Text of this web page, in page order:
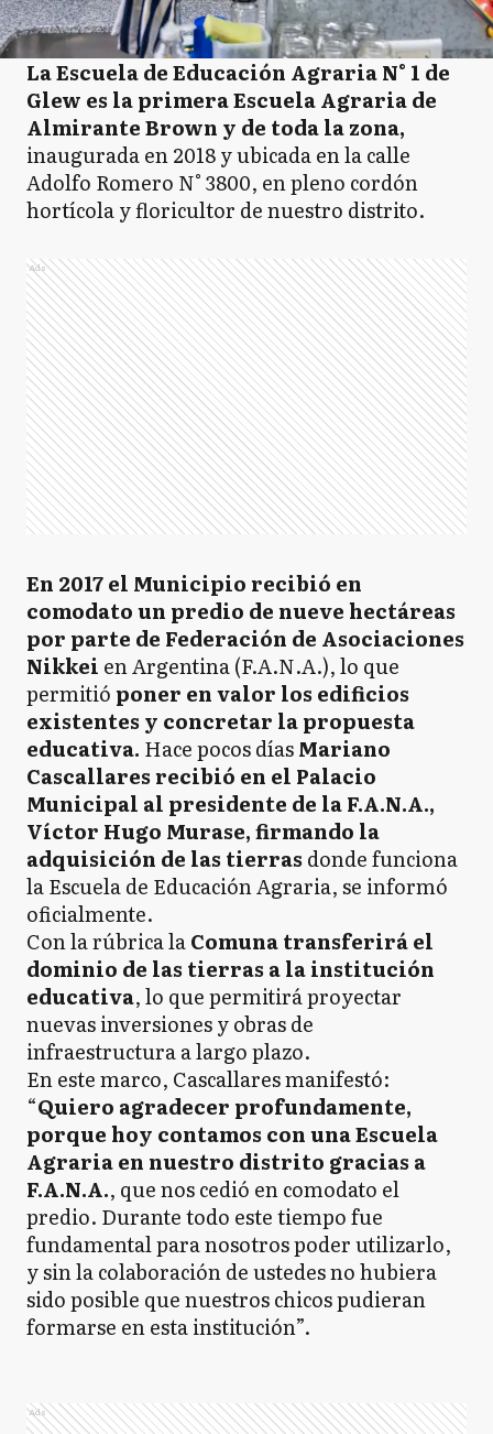
La Escuela de Educación Agraria N° 1 de
Glew es la primera Escuela Agraria de
Almirante Brown y de toda la zona,
inaugurada en 2018 y ubicada en la calle
Adolfo Romero N° 3800, en pleno cordón
hortícola y floricultor de nuestro distrito.
Ads
En 2017 el Municipio recibió en
comodato un predio de nueve hectáreas
por parte de Federación de Asociaciones
Nikkei en Argentina (F.A.N.A.), lo que
permitió poner en valor los edificios
existentes y concretar la propuesta
educativa. Hace pocos díasMariano
Cascallares recibió en el Palacio
Municipal al presidente de la F.A.N.A.,
Víctor Hugo Murase,firmando la
adquisición de las tierras donde funciona
la Escuela de Educación Agraria, se informó
oficialmente.
Con la rúbrica laComuna transferirá el
dominio de las tierras a la institución
educativa, lo que permitirá proyectar
nuevas inversiones y obras de
infraestructura a largo plazo.
En este marco, Cascallares manifestó:
“Quiero agradecer profundamente,
porque hoy contamos con una Escuela
Agraria en nuestro distrito gracias a
F.A.N.A., que nos cedió en comodato el
predio. Durante todo este tiempo fue
fundamental para nosotros poder utilizarlo,
y sin la colaboración de ustedes no hubiera
sido posible que nuestros chicos pudieran
formarse en esta institución”.
Ads